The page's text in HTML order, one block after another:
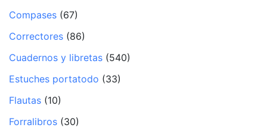
Compases (67)
Correctores (86)
Cuadernos y libretas (540)
Estuches portatodo (33)
Flautas (10)
Forralibros (30)